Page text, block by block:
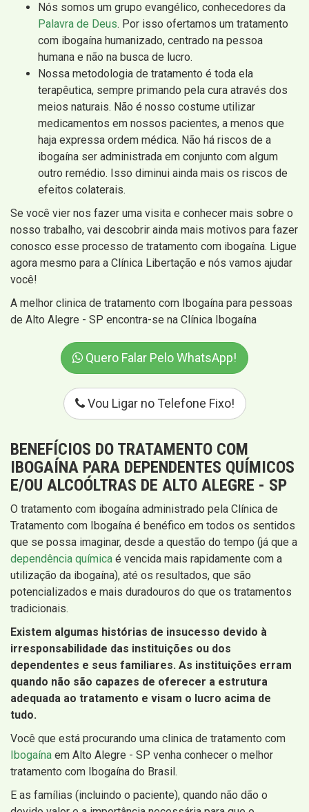
Nós somos um grupo evangélico, conhecedores da
Palavra de Deus. Por isso ofertamos um tratamento
com ibogaína humanizado, centrado na pessoa
humana e não na busca de lucro.
Nossa metodologia de tratamento é toda ela
terapêutica, sempre primando pela cura através dos
meios naturais. Não é nosso costume utilizar
medicamentos em nossos pacientes, a menos que
haja expressa ordem médica. Não há riscos de a
ibogaína ser administrada em conjunto com algum
outro remédio. Isso diminui ainda mais os riscos de
efeitos colaterais.
Se você vier nos fazer uma visita e conhecer mais sobre o
nosso trabalho, vai descobrir ainda mais motivos para fazer
conosco esse processo de tratamento com ibogaína. Ligue
agora mesmo para a Clínica Libertação e nós vamos ajudar
você!
A melhor clinica de tratamento com Ibogaína para pessoas
de Alto Alegre - SP encontra-se na Clínica Ibogaína
Quero Falar Pelo WhatsApp!
Vou Ligar no Telefone Fixo!
BENEFÍCIOS DO TRATAMENTO COM
IBOGAÍNA PARA DEPENDENTES QUÍMICOS
E/OU ALCOÓLTRAS DE ALTO ALEGRE - SP
O tratamento com ibogaína administrado pela Clínica de
Tratamento com Ibogaína é benéfico em todos os sentidos
que se possa imaginar, desde a questão do tempo (já que a
dependência química é vencida mais rapidamente com a
utilização da ibogaína), até os resultados, que são
potencializados e mais duradouros do que os tratamentos
tradicionais.
Existem algumas histórias de insucesso devido à
irresponsabilidade das instituições ou dos
dependentes e seus familiares. As instituições erram
quando não são capazes de oferecer a estrutura
adequada ao tratamento e visam o lucro acima de
tudo.
Você que está procurando uma clinica de tratamento com
Ibogaína em Alto Alegre - SP venha conhecer o melhor
tratamento com Ibogaína do Brasil.
E as famílias (incluindo o paciente), quando não dão o